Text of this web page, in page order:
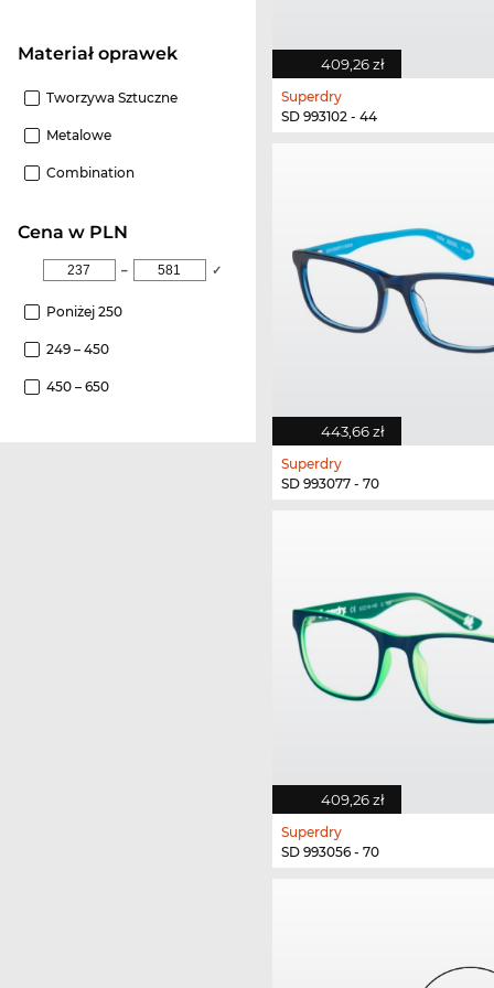
Materiał oprawek
Tworzywa Sztuczne
Metalowe
Combination
cena w PLN
– ✓
Poniżej 250
249 – 450
450 – 650
409,26 zł
Superdry
SD 993102 - 44
443,66 zł
Superdry
SD 993077 - 70
409,26 zł
Superdry
SD 993056 - 70